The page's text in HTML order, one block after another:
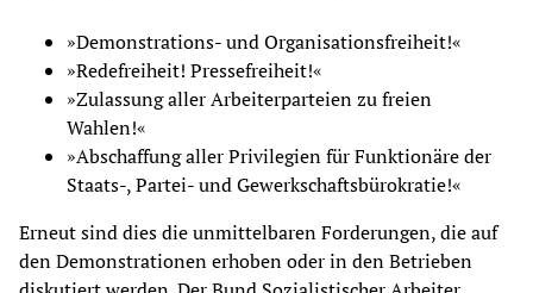
»Demonstrations- und Organisationsfreiheit!«
»Redefreiheit! Pressefreiheit!«
»Zulassung aller Arbeiterparteien zu freien
Wahlen!«
»Abschaffung aller Privilegien für Funktionäre der
Staats-, Partei- und Gewerkschaftsbürokratie!«
Erneut sind dies die unmittelbaren Forderungen, die auf
den Demonstrationen erhoben oder in den Betrieben